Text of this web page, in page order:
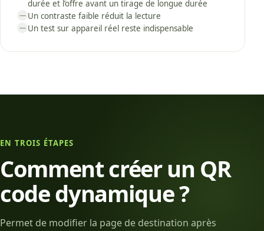
durée et l’offre avant un tirage de longue durée
— Un contraste faible réduit la lecture
— Un test sur appareil réel reste indispensable
EN TROIS ÉTAPES
Comment créer un QR
code dynamique ?
Permet de modifier la page de destination après